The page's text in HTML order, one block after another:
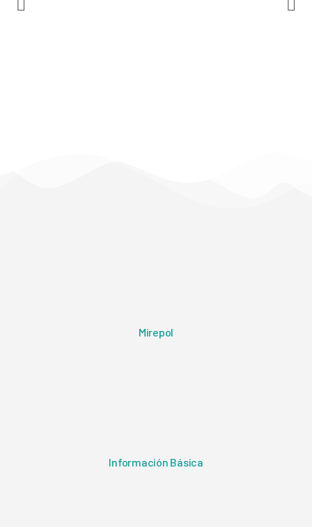
Mirepol
Información Básica